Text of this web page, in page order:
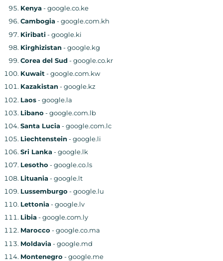
Kenya- google.co.ke
Cambogia- google.com.kh
Kiribati- google.ki
Kirghizistan - google.kg
Corea del Sud - google.co.kr
Kuwait - google.com.kw
Kazakistan - google.kz
Laos- google.la
Libano - google.com.lb
Santa Lucia- google.com.lc
Liechtenstein - google.li
Sri Lanka- google.lk
Lesotho - google.co.ls
Lituania- google.lt
Lussemburgo - google.lu
Lettonia- google.lv
Libia- google.com.ly
Marocco - google.co.ma
Moldavia- google.md
Montenegro - google.me